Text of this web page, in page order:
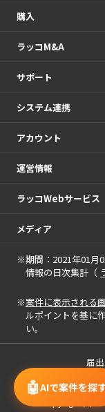
🤖AIで案件を探
購入
ラッコM&A
サポート
システム連携
アカウント
運営情報
ラッコWebサービス
メディア
※期間：2021年01月
情報の日次集計（
※案件に表示される
ルポイントを基に
い。
届
「中小
Copyright(c)